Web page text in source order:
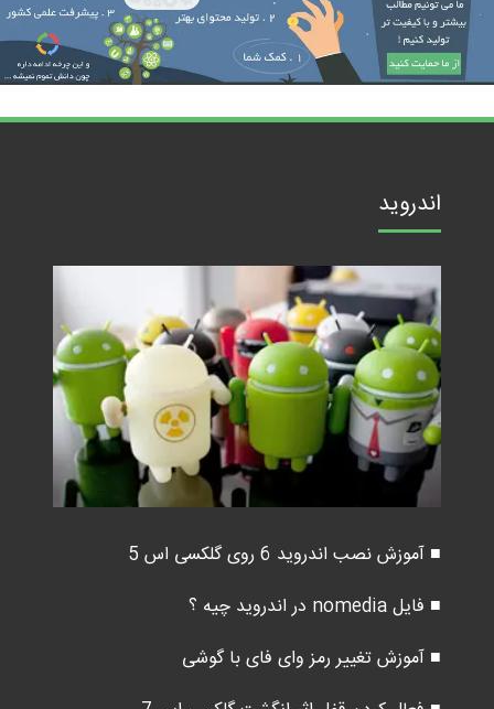
اندروید
■ آموزش نصب اندروید 6 روی گلکسی اس 5
■ فایل nomedia در اندروید چیه ؟
■ آموزش تغییر رمز وای فای با گوشی